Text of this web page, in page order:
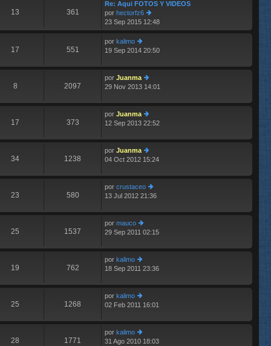
im
o
m
e
s
e
13 361
Re: Aqui FOTOS Y VIDEOS
por hectorfz6
er
últ
o
e
n
s
e
23 Sep 2015 12:48
17 551
por kalimo
er
im
o
m
n
s
aj
19 Sep 2014 20:50
8 2097
por Juanma
er
im
o
m
n
s
aj
29 Nov 2013 14:01
17 373
por Juanma
er
im
o
m
n
s
aj
12 Sep 2013 22:52
34 1238
por Juanma
er
im
o
m
n
aj
04 Oct 2012 15:24
23 580
por crustaceo
er
im
m
n
aj
13 Jul 2012 21:36
25 1537
por mauco
er
im
o
m
n
s
aj
29 Sep 2011 02:15
19 762
por kalimo
er
im
o
m
n
s
aj
18 Sep 2011 23:36
25 1268
por kalimo
er
im
o
m
02 Feb 2011 16:01
28 1771
por kalimo
er
31 Ago 2010 18:03